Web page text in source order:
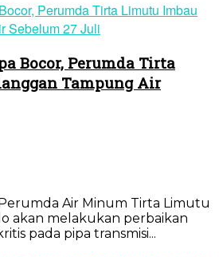
Bocor, Perumda Tirta
Tampung Air
Air Minum Tirta Limutu
akan melakukan perbaikan
pada pipa transmisi...